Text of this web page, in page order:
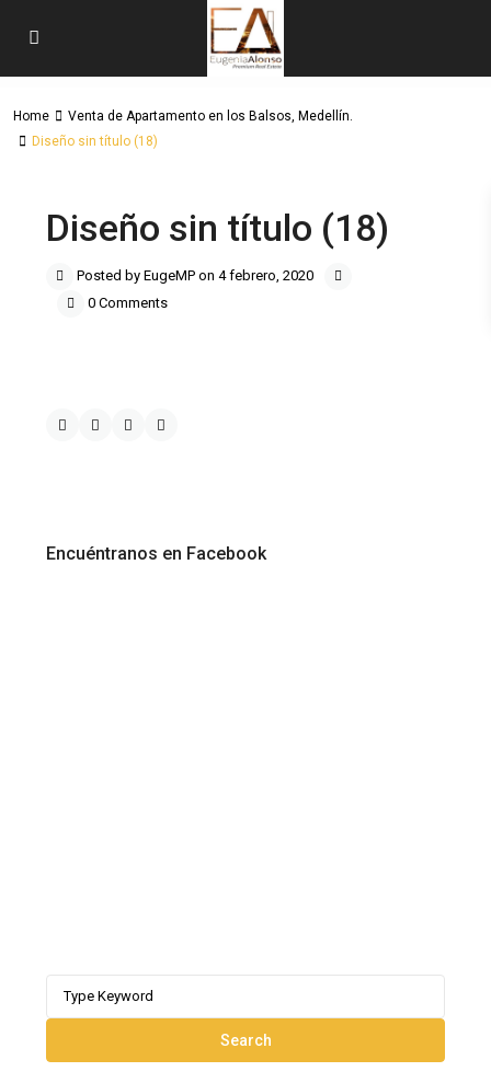
Home
Venta de Apartamento en los Balsos, Medellín.
Diseño sin título (18)
Diseño sin título (18)
Posted by EugeMP on 4 febrero, 2020
0 Comments
Encuéntranos en Facebook
Search